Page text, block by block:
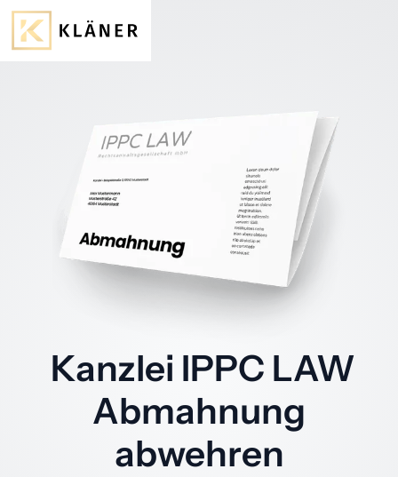
Kanzlei IPPC LAW
Abmahnung
abwehren